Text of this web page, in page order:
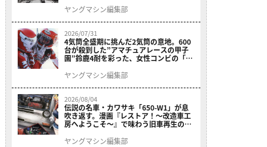
ニュース振り返り】
ヤングマシン編集部
2026/07/31
4気筒全盛期に挑んだ2気筒の意地。600
台が殺到した”アマチュアレースの甲子
園”鈴鹿4耐を彩った、女性コンビの「ス
ヤングマシン編集部
2026/08/04
伝説の名車・カワサキ「650-W1」が息
吹き返す。漫画『レストア！～改造車工
房へようこそ～』で味わう旧車再生のロ
ヤングマシン編集部